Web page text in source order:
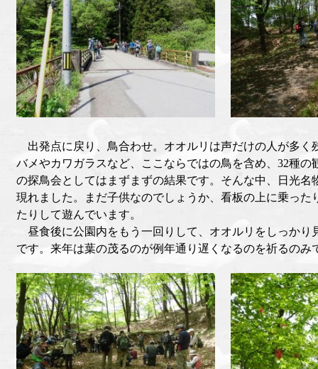
出発点に戻り、鳥合わせ。オオルリは声だけの人が多く
バメやカワガラスなど、ここならではの鳥を含め、32種の
の探鳥会としてはまずまずの結果です。そんな中、日光名
現れました。まだ子供なのでしょうか、看板の上に乗った
たりして遊んでいます。
昼食後に公園内をもう一回りして、オオルリをしっかり
です。来年は葉の茂るのが例年通り遅くなるのを祈るのみ